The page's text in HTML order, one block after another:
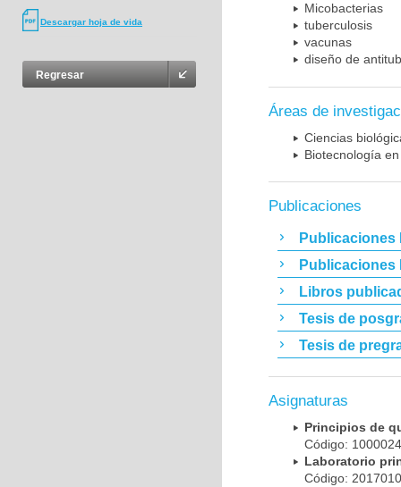
Descargar hoja de vida
Regresar
Micobacterias
tuberculosis
vacunas
diseño de
Áreas de
Ciencias
Biotecnología
Publicaciones
Publicaciones
Publicaciones
Libros
Tesis de
Tesis de
Asignaturas
Principios de
Código:
Laboratorio
Código: